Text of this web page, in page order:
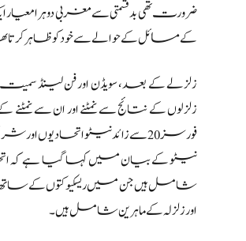
ضرورت تھی بدقسمتی سے مغربی دوہرا
کے مسائل کے حوالے سے خود کو ظاہر
زلزلوں کے نتائج سے نمٹنے اور ان سے
فورسز 20 سے زائد نیٹو اتحادیوں اور شراکت داروں کی ہیں جن میں فن لینڈ اور سویڈن شامل ہیں۔
نیٹو کے بیان میں کہا گیا ہے کہ
شامل ہیں جن میں ریسکیو کتوں کے
اور زلزلہ کے ماہرین شامل ہیں۔